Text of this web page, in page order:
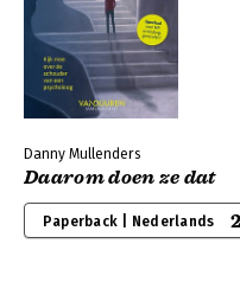
Danny Mullenders
Daarom doen ze dat
Paperback | Nederlands